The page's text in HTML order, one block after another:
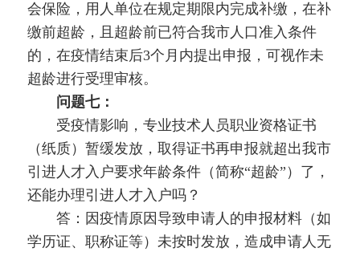
会保险，用人单位在规定期限内完成补缴，在补
缴前超龄，且超龄前已符合我市人口准入条件
的，在疫情结束后3个月内提出申报，可视作未
超龄进行受理审核。
问题七：
受疫情影响，专业技术人员职业资格证书
（纸质）暂缓发放，取得证书再申报就超出我市
引进人才入户要求年龄条件（简称“超龄”）了，
还能办理引进人才入户吗？
答：因疫情原因导致申请人的申报材料（如
学历证、职称证等）未按时发放，造成申请人无